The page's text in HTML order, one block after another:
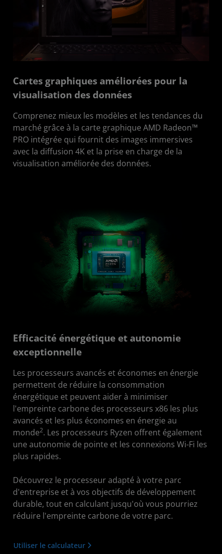
Cartes graphiques améliorées pour la
visualisation des données
Comprenez mieux les modèles et les tendances du
marché grâce à la carte graphique AMD Radeon™
PRO intégrée qui fournit des images immersives
avec la diffusion 4K et la prise en charge de la
visualisation améliorée des données.
Efficacité énergétique et autonomie
exceptionnelle
Les processeurs avancés et économes en énergie
permettent de réduire la consommation
énergétique et peuvent aider à minimiser
l'empreinte carbone des processeurs x86 les plus
avancés et les plus économes en énergie au
monde2. Les processeurs Ryzen offrent également
une autonomie de pointe et les connexions Wi-Fi les
plus rapides.
Découvrez le processeur adapté à votre parc
d'entreprise et à vos objectifs de développement
durable, tout en calculant jusqu'où vous pourriez
réduire l'empreinte carbone de votre parc.
Utiliser le calculateur